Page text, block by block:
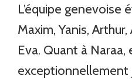
L’équipe genevoise
Maxim, Yanis,
Eva. Quant à Naraa,
exceptionnellement